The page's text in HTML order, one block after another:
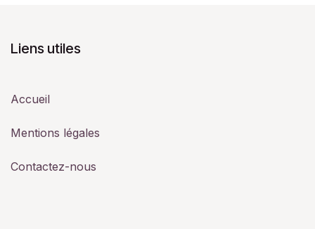
Liens utiles
Accueil
Mentions légales
Contactez-nous